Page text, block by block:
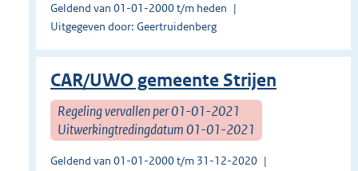
Geldend van 01-01-2000 t/m heden
Uitgegeven door: Geertruidenberg
CAR/UWO gemeente Strijen
Regeling vervallen per 01-01-2021
Uitwerkingtredingdatum 01-01-2021
Geldend van 01-01-2000 t/m 31-12-2020